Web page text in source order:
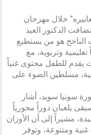
خلال مهرجان
2024، والتي استضافت الدكتور العيد
الناجح هو من يستطيع
وتربوية، مع
يقدم للطفل محتوى غنياً
مسلطين الضوء على
سونيا سويد، أشار
يلعبان دوراً محورياً
مشيراً إلى أن الأوزان
غنية ومتنوعة، وتوفر